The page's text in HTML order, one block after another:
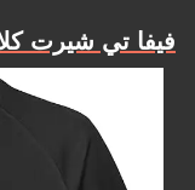
فيفا تي شيرت